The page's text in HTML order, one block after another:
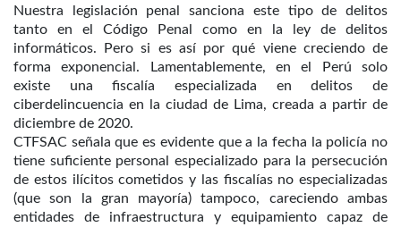
Nuestra legislación penal sanciona este tipo de delitos
tanto en el Código Penal como en la ley de delitos
informáticos. Pero si es así por qué viene creciendo de
forma exponencial. Lamentablemente, en el Perú solo
existe una fiscalía especializada en delitos de
ciberdelincuencia en la ciudad de Lima, creada a partir de
diciembre de 2020.
CTFSAC señala que es evidente que a la fecha la policía no
tiene suficiente personal especializado para la persecución
de estos ilícitos cometidos y las fiscalías no especializadas
(que son la gran mayoría) tampoco, careciendo ambas
entidades de infraestructura y equipamiento capaz de